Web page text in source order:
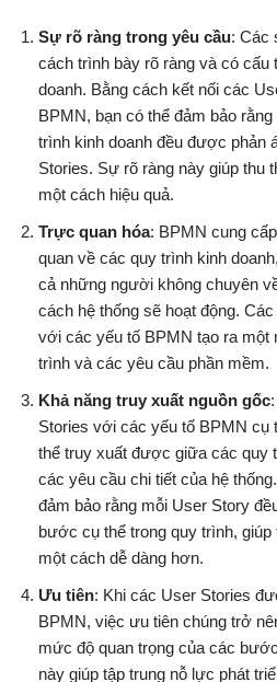
Sự rõ ràng trong yêu cầu: Các
cách trình bày rõ ràng và có
doanh. Bằng cách kết nối các
BPMN, bạn có thể đảm bảo
trình kinh doanh đều được phản
Stories. Sự rõ ràng này giúp thu
một cách hiệu quả.
Trực quan hóa: BPMN cung
quan về các quy trình kinh
cả những người không chuyên
cách hệ thống sẽ hoạt động.
với các yếu tố BPMN tạo ra một
trình và các yêu cầu phần mềm.
Khả năng truy xuất nguồn gốc
Stories với các yếu tố BPMN cụ
thể truy xuất được giữa các quy
các yêu cầu chi tiết của hệ
đảm bảo rằng mỗi User Story
bước cụ thể trong quy trình, giúp
một cách dễ dàng hơn.
Ưu tiên: Khi các User Stories
BPMN, việc ưu tiên chúng trở
mức độ quan trọng của các
này giúp tập trung nỗ lực phát